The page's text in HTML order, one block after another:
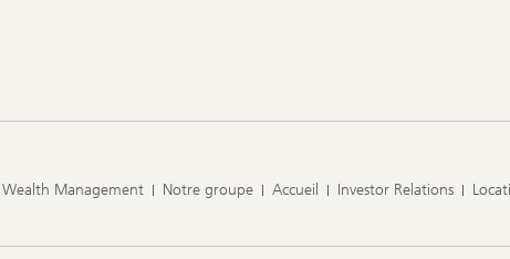
Management Notre groupe Accueil Investor Relations